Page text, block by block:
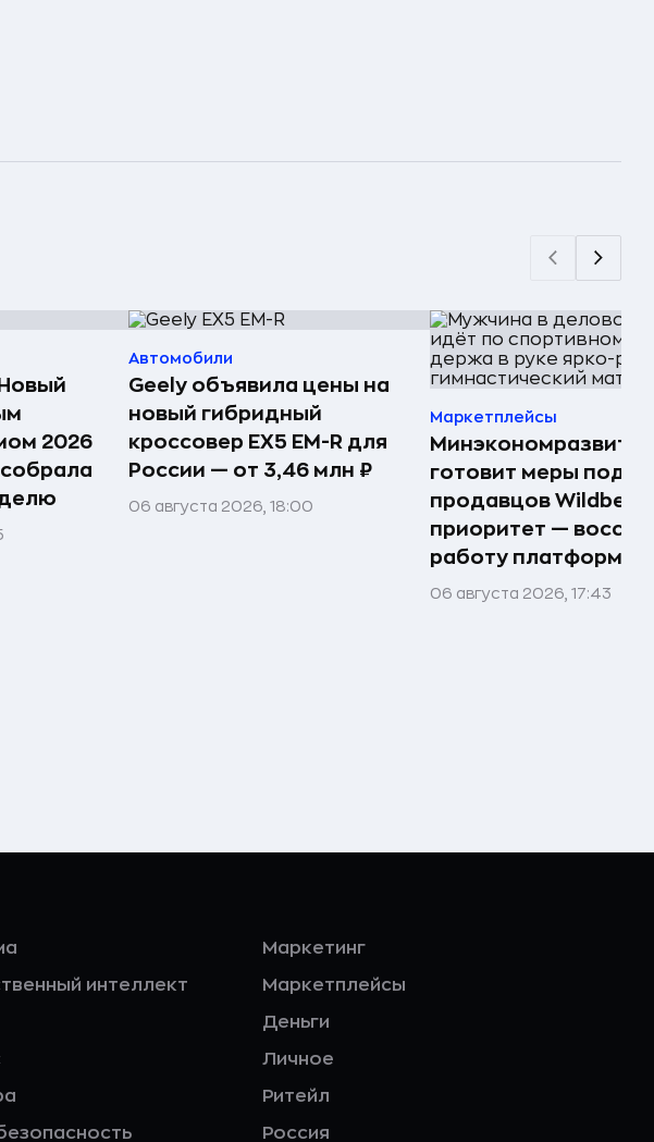
2026
Автомобили
Geely объявила цены на
новый гибридный
кроссовер EX5 EM-R для
России — от 3,46 млн ₽
06 августа 2026, 18:00
Маркетплейсы
Минэкономразвития
готовит меры
продавцов
приоритет —
работу платформы
06 августа 2026, 17:43
интеллект
Маркетинг
Маркетплейсы
Деньги
Личное
Ритейл
Россия